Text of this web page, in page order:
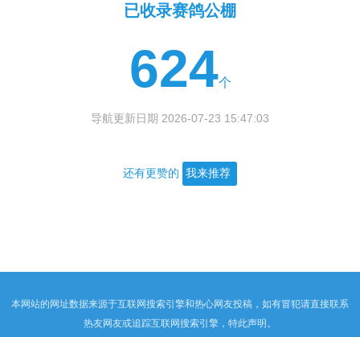
已收录赛鸽公棚
624个
导航更新日期 2026-07-23 15:47:03
还有更赞的 我来推荐
本网站的网址数据来源于互联网搜索引擎和热心网友投稿，如有冒犯请直接联系
热友网友或追踪互联网搜索引擎，特此声明。